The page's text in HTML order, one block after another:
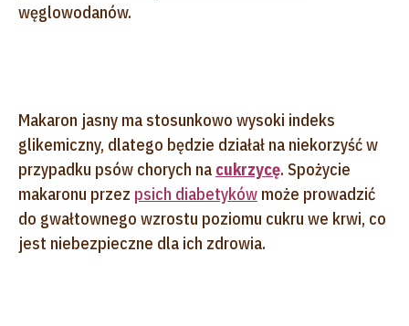
węglowodanów.
Makaron jasny ma stosunkowo wysoki indeks
glikemiczny, dlatego będzie działał na niekorzyść w
przypadku psów chorych na cukrzycę. Spożycie
makaronu przez psich diabetyków może prowadzić
do gwałtownego wzrostu poziomu cukru we krwi, co
jest niebezpieczne dla ich zdrowia.